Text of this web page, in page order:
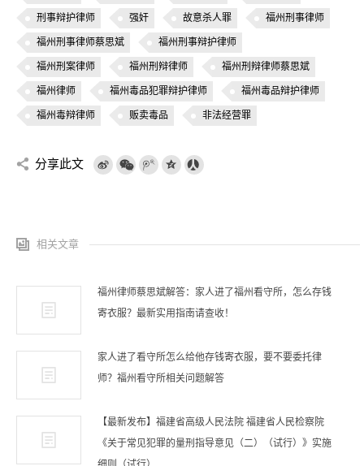
刑事辩护律师 强奸 故意杀人罪 福州刑事律师
福州刑事律师蔡思斌 福州刑事辩护律师
福州刑案律师 福州刑辩律师 福州刑辩律师蔡思斌
福州律师 福州毒品犯罪辩护律师 福州毒品辩护律师
福州毒辩律师 贩卖毒品 非法经营罪
分享此文
相关文章
福州律师蔡思斌解答：家人进了福州看守所，怎么存钱
寄衣服？最新实用指南请查收！
家人进了看守所怎么给他存钱寄衣服，要不要委托律
师？福州看守所相关问题解答
【最新发布】福建省高级人民法院 福建省人民检察院
《关于常见犯罪的量刑指导意见（二）（试行）》实施